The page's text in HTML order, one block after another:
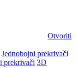
Otvoriti
Jednobojni prekrivači
prekrivači 3D